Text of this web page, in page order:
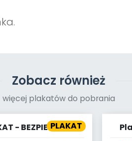
Zobacz również
więcej plakatów do pobrania
PLAKAT
- BEZPIECZNI NA